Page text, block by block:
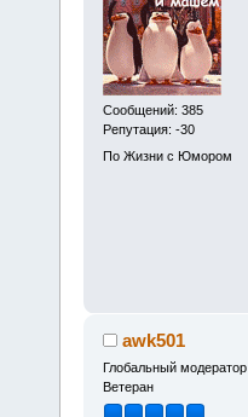
Сообщений: 385
Репутация: -30
По Жизни с Юмором
awk501
Глобальный модератор
Ветеран